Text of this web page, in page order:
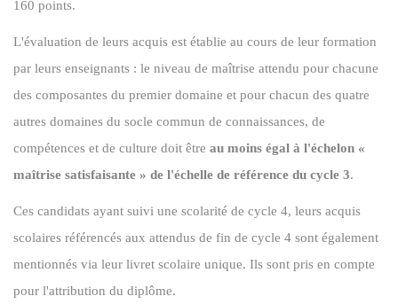
160 points.
L'évaluation de leurs acquis est établie au cours de leur formation
par leurs enseignants : le niveau de maîtrise attendu pour chacune
des composantes du premier domaine et pour chacun des quatre
autres domaines du socle commun de connaissances, de
compétences et de culture doit être au moins égal à l'échelon «
maîtrise satisfaisante » de l'échelle de référence du cycle 3.
Ces candidats ayant suivi une scolarité de cycle 4, leurs acquis
scolaires référencés aux attendus de fin de cycle 4 sont également
mentionnés via leur livret scolaire unique. Ils sont pris en compte
pour l'attribution du diplôme.